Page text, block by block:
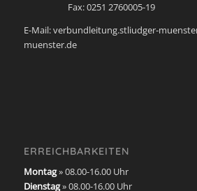
Fax: 0251 2760005-19
E-Mail: verbundleitung.stliudger-
muenster.de
ERREICHBARKEITEN
Montag» 08.00-16.00 Uhr
Dienstag» 08.00-16.00 Uhr